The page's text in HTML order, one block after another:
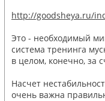
http://goodsheya.ru/
Это - необходимый
система тренинга
в целом, конечно, за
Насчет
очень важна